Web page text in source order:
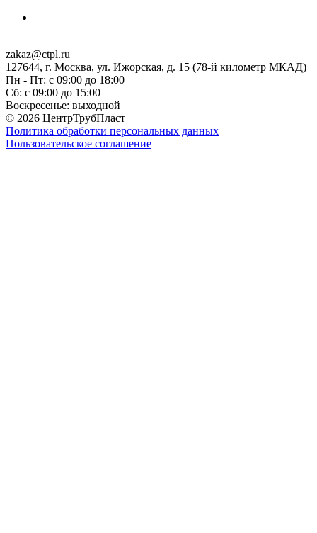
zakaz@ctpl.ru
127644, г. Москва, ул. Ижорская, д. 15 (78-й километр МКАД)
Пн - Пт: с 09:00 до 18:00
Сб: с 09:00 до 15:00
Воскресенье: выходной
© 2026 ЦентрТрубПласт
Политика обработки персональных данных
Пользовательское соглашение